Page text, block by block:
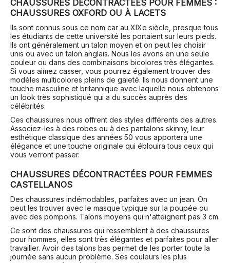
CHAUSSURES DÉCONTRACTÉES POUR FEMMES :
CHAUSSURES OXFORD OU À LACETS
Ils sont connus sous ce nom car au XIXe siècle, presque tous
les étudiants de cette université les portaient sur leurs pieds.
Ils ont généralement un talon moyen et on peut les choisir
unis ou avec un talon anglais. Nous les avons en une seule
couleur ou dans des combinaisons bicolores très élégantes.
Si vous aimez casser, vous pourrez également trouver des
modèles multicolores pleins de gaieté. Ils nous donnent une
touche masculine et britannique avec laquelle nous obtenons
un look très sophistiqué qui a du succès auprès des
célébrités.
Ces chaussures nous offrent des styles différents des autres.
Associez-les à des robes ou à des pantalons skinny, leur
esthétique classique des années 50 vous apportera une
élégance et une touche originale qui éblouira tous ceux qui
vous verront passer.
CHAUSSURES DÉCONTRACTÉES POUR FEMMES
CASTELLANOS
Des chaussures indémodables, parfaites avec un jean. On
peut les trouver avec le masque typique sur la poupée ou
avec des pompons. Talons moyens qui n'atteignent pas 3 cm.
Ce sont des chaussures qui ressemblent à des chaussures
pour hommes, elles sont très élégantes et parfaites pour aller
travailler. Avoir des talons bas permet de les porter toute la
journée sans aucun problème. Ses couleurs les plus